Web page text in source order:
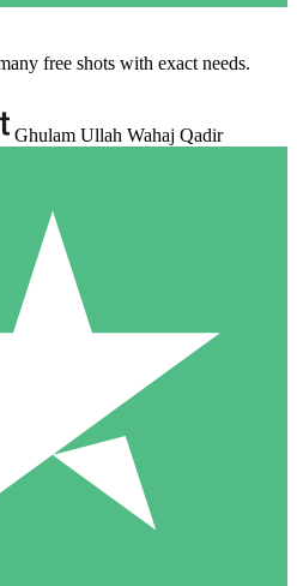
free shots with exact needs.
Ghulam Ullah Wahaj Qadir